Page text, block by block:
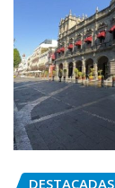
DESTACADAS